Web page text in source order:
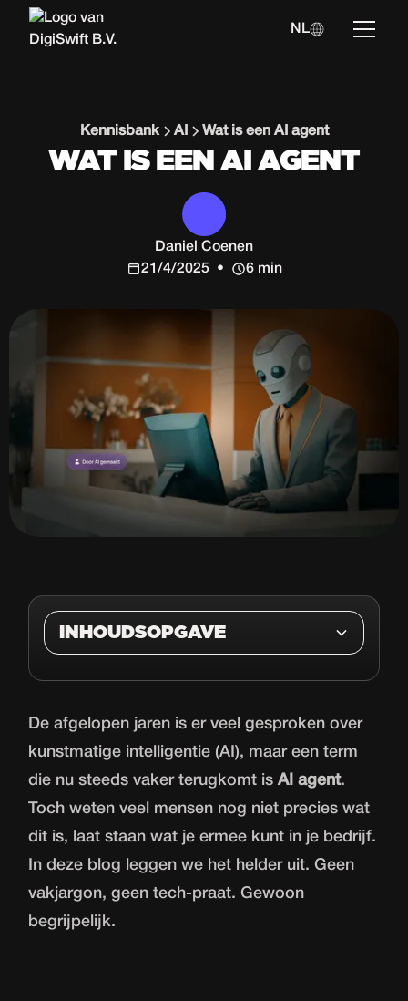
NL
Kennisbank AI Wat is een AI agent
WAT IS EEN AI AGENT
Daniel Coenen
21/4/2025
• 6 min
De afgelopen jaren is er veel gesproken over
kunstmatige intelligentie (AI), maar een term
die nu steeds vaker terugkomt isAI agent.
Toch weten veel mensen nog niet precies wat
dit is, laat staan wat je ermee kunt in je bedrijf.
In deze blog leggen we het helder uit. Geen
vakjargon, geen tech-praat. Gewoon
begrijpelijk.
INHOUDSOPGAVE
toegankelijker
agent?